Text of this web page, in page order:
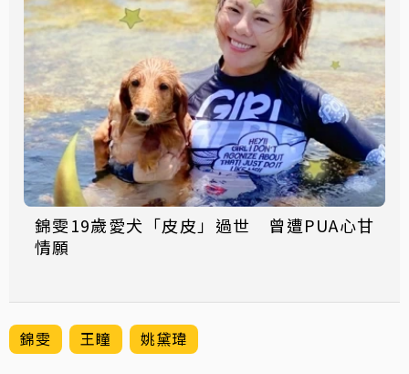
錦雯19歲愛犬「皮皮」過世 曾遭PUA心甘
情願
錦雯 王瞳 姚黛瑋